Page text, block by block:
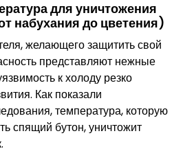
для уничтожения
набухания до цветения)
желающего защитить свой
представляют нежные
к холоду резко
Как показали
температура, которую
спящий бутон, уничтожит